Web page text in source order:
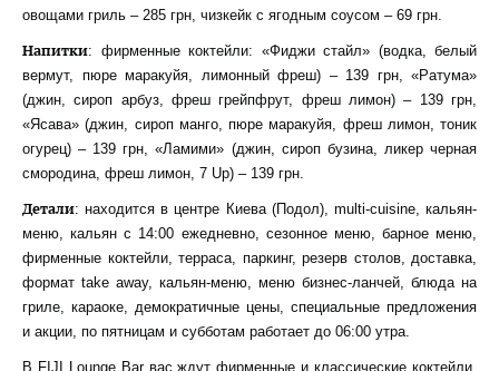
овощами гриль – 285 грн, чизкейк с ягодным соусом – 69 грн.
Напитки: фирменные коктейли: «Фиджи стайл» (водка, белый
вермут, пюре маракуйя, лимонный фреш) – 139 грн, «Ратума»
(джин, сироп арбуз, фреш грейпфрут, фреш лимон) – 139 грн,
«Ясава» (джин, сироп манго, пюре маракуйя, фреш лимон, тоник
огурец) – 139 грн, «Ламими» (джин, сироп бузина, ликер черная
смородина, фреш лимон, 7 Up) – 139 грн.
Детали: находится в центре Киева (Подол), multi-cuisine, кальян-
меню, кальян с 14:00 ежедневно, сезонное меню, барное меню,
фирменные коктейли, терраса, паркинг, резерв столов, доставка,
формат take away, кальян-меню, меню бизнес-ланчей, блюда на
гриле, караоке, демократичные цены, специальные предложения
и акции, по пятницам и субботам работает до 06:00 утра.
В FIJI Lounge Bar вас ждут фирменные и классические коктейли,